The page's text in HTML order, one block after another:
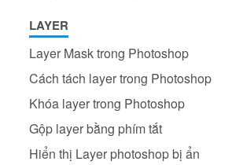
LAYER
Layer Mask trong Photoshop
Cách tách layer trong Photoshop
Khóa layer trong Photoshop
Gộp layer bằng phím tắt
Hiển thị Layer photoshop bị ẩn